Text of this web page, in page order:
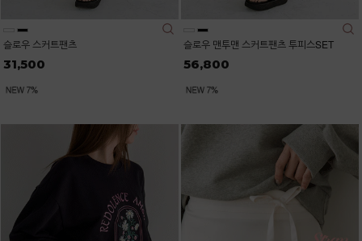
슬로우 스커트팬츠
31,500
슬로우 맨투맨 스커트팬츠 투피스SET
56,800